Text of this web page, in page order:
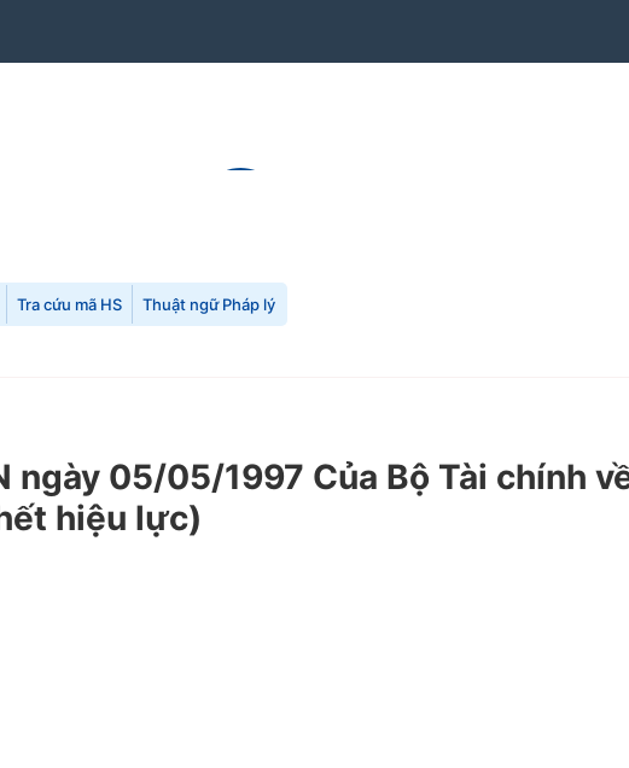
Tra cứu mã HS Thuật ngữ Pháp lý
ngày 05/05/1997 Của Bộ Tài chính
hiệu lực)